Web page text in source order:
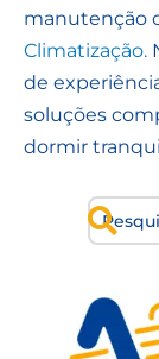
manutenção
Climatização.
de
soluções
dormir